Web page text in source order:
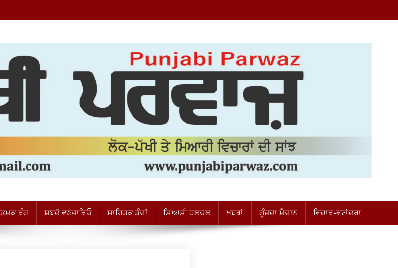
ਰੰਗ ਸ਼ਬਦੋ ਵਣਜਾਰਿਓ ਸਾਹਿਤਕ ਤੰਦਾਂ ਸਿਆਸੀ ਹਲਚਲ ਖਬਰਾਂ ਗੂੰਜਦਾ ਮੈਦਾਨ ਵਿਚਾਰ-ਵਟਾਂਦਰਾ